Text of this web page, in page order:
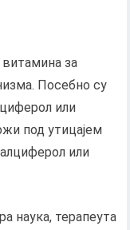
за
Посебно су
или
под утицајем
или
наука, терапеута